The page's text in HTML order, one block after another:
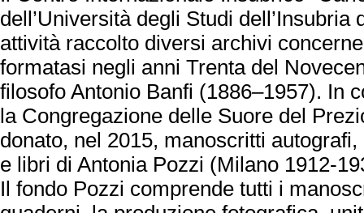
dell’Università degli Studi
attività raccolto diversi archivi
formatasi negli anni Trenta del
filosofo Antonio Banfi (1886–1957). In
la Congregazione delle Suore del
donato, nel 2015, manoscritti
e libri di Antonia Pozzi (Milano 1912-
Il fondo Pozzi comprende tutti i